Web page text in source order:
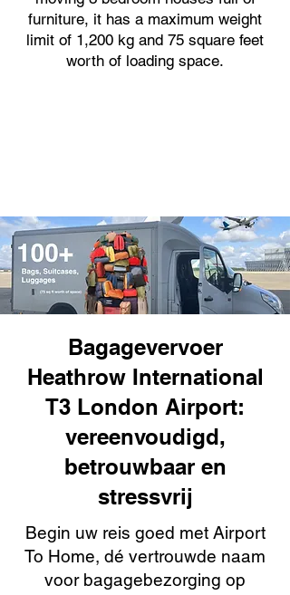
furniture, it has a maximum weight
limit of 1,200 kg and 75 square feet
worth of loading space.
Bagagevervoer
Heathrow International
T3 London Airport:
vereenvoudigd,
betrouwbaar en
stressvrij
Begin uw reis goed met Airport
To Home, dé vertrouwde naam
voor bagagebezorging op